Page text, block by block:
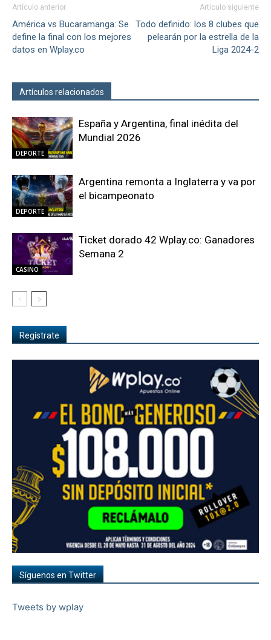
Artículo anterior
América vs Bucaramanga: Se
define la final con los mejores
datos en Wplay.co
Artículo siguiente
Todo definido: los 8 clubes que
pelearán por la estrella de la
Liga 2024-2
Artículos relacionados
DEPORTE
España y Argentina, final inédita del
Mundial 2026
DEPORTE
Argentina remonta a Inglaterra y va por
el bicampeonato
CASINO
Ticket dorado 42 Wplay.co: Ganadores
Semana 2
Regístrate
Síguenos en Twitter
Tweets by wplay